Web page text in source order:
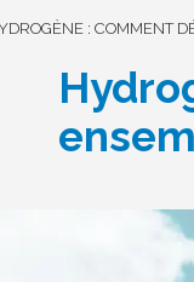
: COMMENT